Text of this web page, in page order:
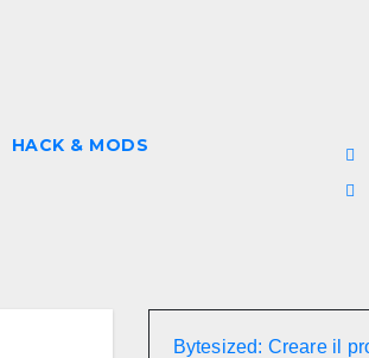
HACK & MODS
Bytesized: Creare il